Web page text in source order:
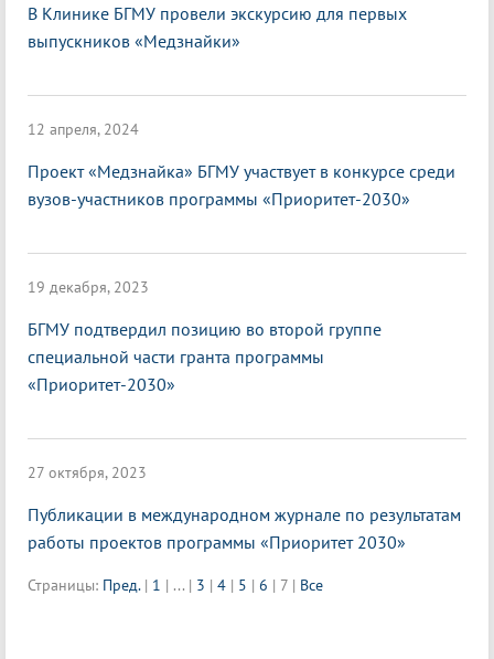
В Клинике БГМУ провели экскурсию для первых
выпускников «Медзнайки»
12 апреля, 2024
Проект «Медзнайка» БГМУ участвует в конкурсе среди
вузов-участников программы «Приоритет-2030»
19 декабря, 2023
БГМУ подтвердил позицию во второй группе
специальной части гранта программы
«Приоритет-2030»
27 октября, 2023
Публикации в международном журнале по результатам
работы проектов программы «Приоритет 2030»
Страницы: Пред. | 1 | ... | 3 | 4 | 5 | 6 | 7 | Все